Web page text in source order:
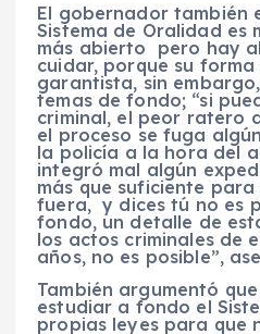
El gobernador también
Sistema de Oralidad
más abierto pero hay
cuidar, porque su
garantista, sin
temas de fondo; “si
criminal, el peor ratero
el proceso se fuga
la policía a la hora del
integró mal algún
más que suficiente
fuera, y dices tú no es
fondo, un detalle de
los actos criminales de
años, no es posible”,
También argumentó
estudiar a fondo el
propias leyes para que